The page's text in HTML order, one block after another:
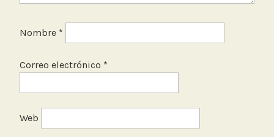
n
Nombre *
Correo electrónico *
Web